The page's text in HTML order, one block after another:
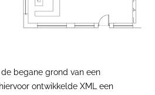
begane grond van een
ontwikkelde XML een